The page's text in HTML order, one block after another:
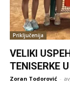
Priključenija
VELIKI
TENISERKE
Zoran Todorović -